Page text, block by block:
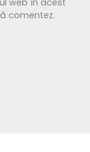
comentez.